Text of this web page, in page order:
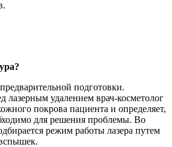
подготовки.
лазерным удалением врач-косметолог
покрова пациента и определяет,
для решения проблемы. Во
режим работы лазера путем